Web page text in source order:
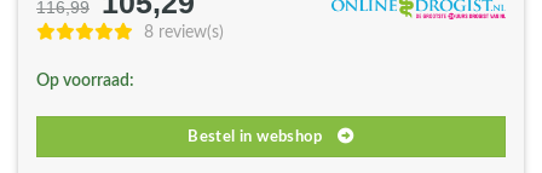
116,99
prijs
€116,99.
prijs
8 review(s)
Op voorraad:
Bestel in webshop